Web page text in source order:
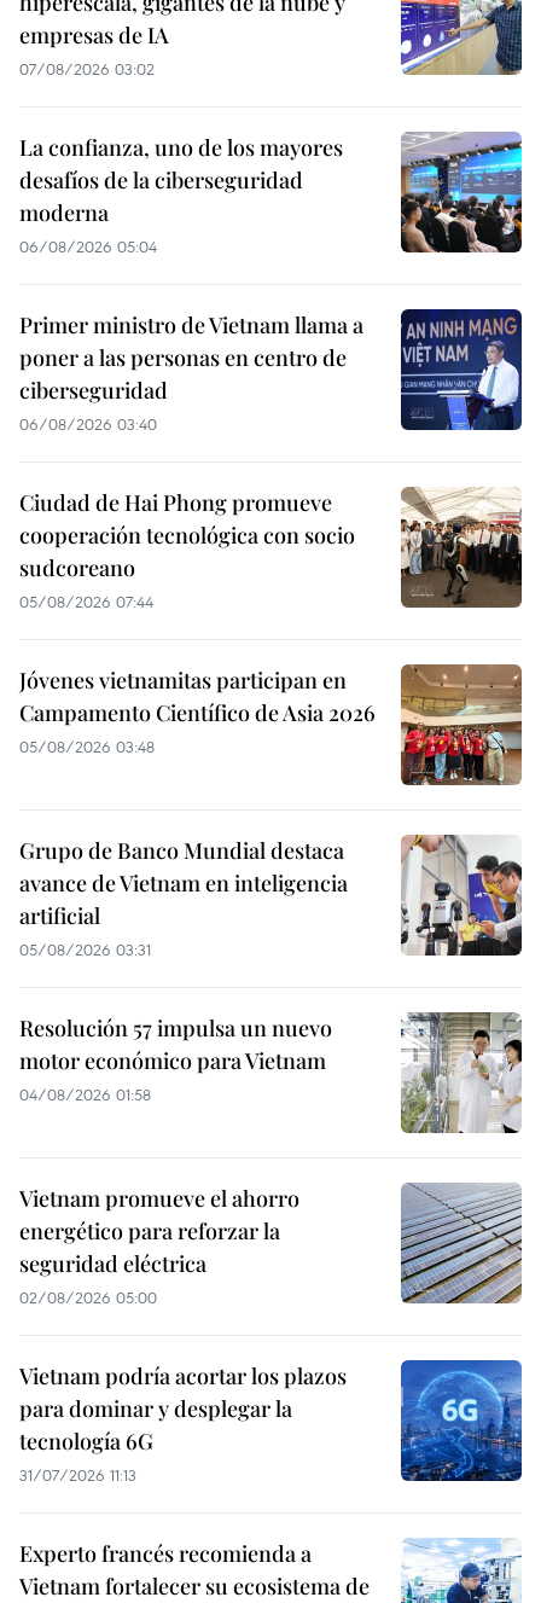
empresas de IA
07/08/2026 03:02
La confianza, uno de los mayores
desafíos de la ciberseguridad
moderna
06/08/2026 05:04
Primer ministro de Vietnam llama a
poner a las personas en centro de
ciberseguridad
06/08/2026 03:40
Ciudad de Hai Phong promueve
cooperación tecnológica con socio
sudcoreano
05/08/2026 07:44
Jóvenes vietnamitas participan en
Campamento Científico de Asia 2026
05/08/2026 03:48
Grupo de Banco Mundial destaca
avance de Vietnam en inteligencia
artificial
05/08/2026 03:31
Resolución 57 impulsa un nuevo
motor económico para Vietnam
04/08/2026 01:58
Vietnam promueve el ahorro
energético para reforzar la
seguridad eléctrica
02/08/2026 05:00
Vietnam podría acortar los plazos
para dominar y desplegar la
tecnología 6G
31/07/2026 11:13
Experto francés recomienda a
Vietnam fortalecer su ecosistema de